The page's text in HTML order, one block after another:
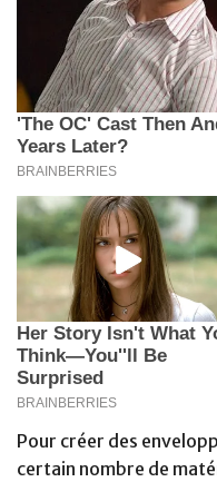
Pour créer des
certain nombre de